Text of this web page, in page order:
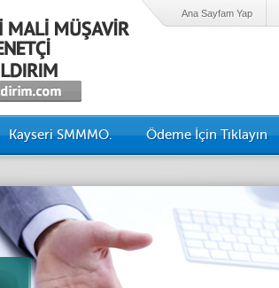
Ana Sayfam Yap
Kayseri SMMMO. Ödeme İçin Tıklayın